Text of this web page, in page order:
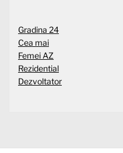
Gradina 24
Cea mai
Femei AZ
Rezidential
Dezvoltator